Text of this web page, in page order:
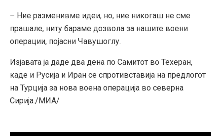
– Ние разменивме идеи, но, ние никогаш не сме
прашале, ниту бараме дозвола за нашите воени
операции, појасни Чавушоглу.
Изјавата ја даде два дена по Самитот во Техеран,
каде и Русија и Иран се спротивставија на предлогот
на Турција за нова воена операција во северна
Сирија./МИА/